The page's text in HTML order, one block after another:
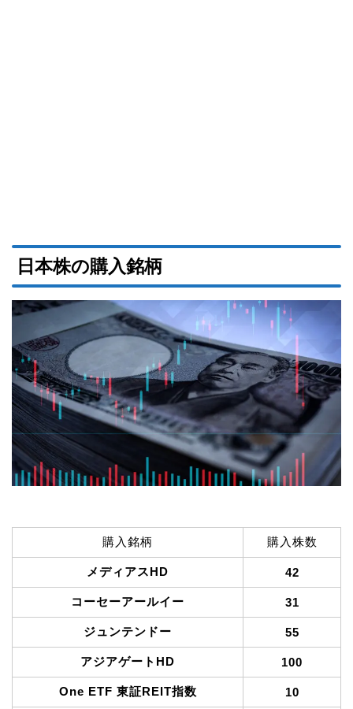
日本株の購入銘柄
購入銘柄 購入株数
メディアスHD 42
コーセーアールイー 31
ジュンテンドー 55
アジアゲートHD 100
One ETF 東証REIT指数 10